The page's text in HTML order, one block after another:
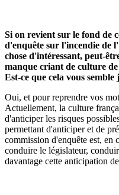
Si on revient sur le fond de
d'enquête sur l'incendie de
chose d'intéressant, peut-
manque criant de culture
Est-ce que cela vous
Oui, et pour reprendre vos
Actuellement, la culture
d'anticiper les risques
permettant d'anticiper et de
commission d'enquête est, en
conduire le législateur,
davantage cette anticipation